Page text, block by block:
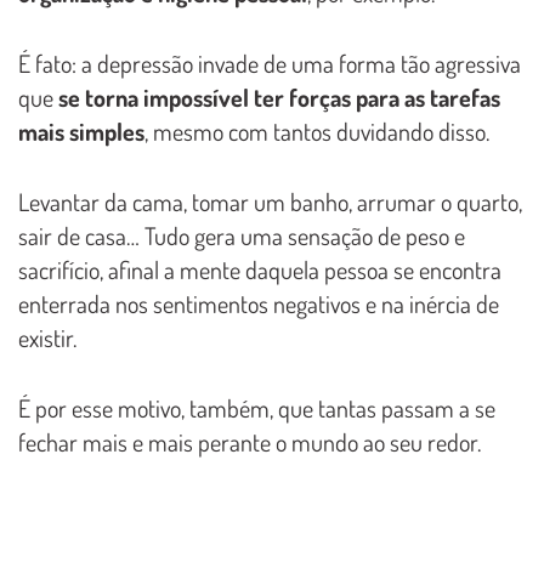
É fato: a depressão invade de uma forma tão agressiva
quese torna impossível ter forças para as tarefas
mais simples, mesmo com tantos duvidando disso.
Levantar da cama, tomar um banho, arrumar o quarto,
sair de casa… Tudo gera uma sensação de peso e
sacrifício, afinal a mente daquela pessoa se encontra
enterrada nos sentimentos negativos e na inércia de
existir.
É por esse motivo, também, que tantas passam a se
fechar mais e mais perante o mundo ao seu redor.